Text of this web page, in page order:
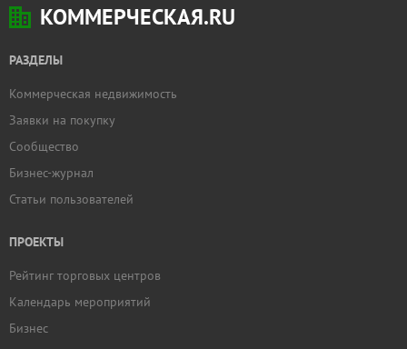
КОММЕРЧЕСКАЯ.RU
РАЗДЕЛЫ
Коммерческая недвижимость
Заявки на покупку
Сообщество
Бизнес-журнал
Статьи пользователей
ПРОЕКТЫ
Рейтинг торговых центров
Календарь мероприятий
Бизнес